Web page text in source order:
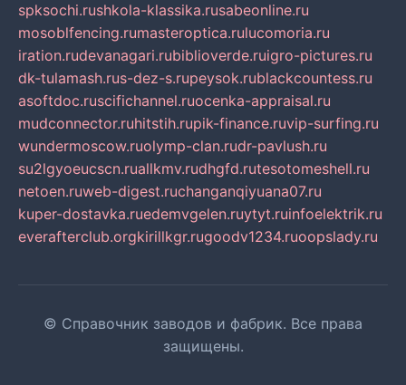
spksochi.rushkola-klassika.rusabeonline.ru
mosoblfencing.rumasteroptica.rulucomoria.ru
iration.rudevanagari.rubiblioverde.ruigro-pictures.ru
dk-tulamash.rus-dez-s.rupeysok.rublackcountess.ru
asoftdoc.ruscifichannel.ruocenka-appraisal.ru
mudconnector.ruhitstih.rupik-finance.ruvip-surfing.ru
wundermoscow.ruolymp-clan.rudr-pavlush.ru
su2lgyoeucscn.ruallkmv.rudhgfd.rutesotomeshell.ru
netoen.ruweb-digest.ruchanganqiyuana07.ru
kuper-dostavka.ruedemvgelen.ruytyt.ruinfoelektrik.ru
everafterclub.orgkirillkgr.rugoodv1234.ruoopslady.ru
© Справочник заводов и фабрик. Все права
защищены.